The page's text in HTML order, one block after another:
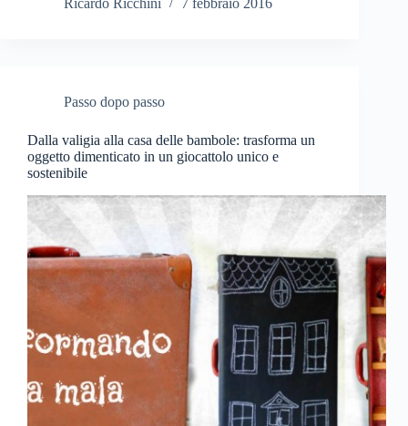
Ricardo Ricchini 7 febbraio 2016
Passo dopo passo
Dalla valigia alla casa delle bambole: trasforma un
oggetto dimenticato in un giocattolo unico e
sostenibile